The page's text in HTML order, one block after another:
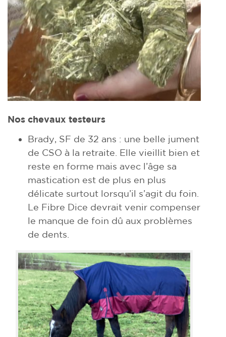
Nos chevaux testeurs
Brady, SF de 32 ans : une belle jument
de CSO à la retraite. Elle vieillit bien et
reste en forme mais avec l’âge sa
mastication est de plus en plus
délicate surtout lorsqu’il s’agit du foin.
Le Fibre Dice devrait venir compenser
le manque de foin dû aux problèmes
de dents.